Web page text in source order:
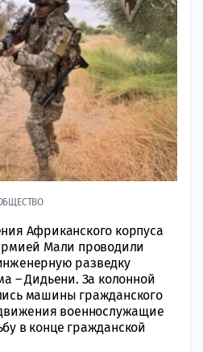
Африканского корпуса
Мали проводили
разведку
– Дидьени. За колонной
машины гражданского
военнослужащие
в конце гражданской